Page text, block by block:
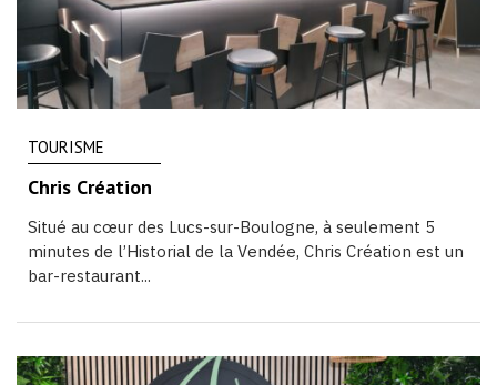
TOURISME
Chris Création
Situé au cœur des Lucs-sur-Boulogne, à seulement 5
minutes de l’Historial de la Vendée, Chris Création est un
bar-restaurant...